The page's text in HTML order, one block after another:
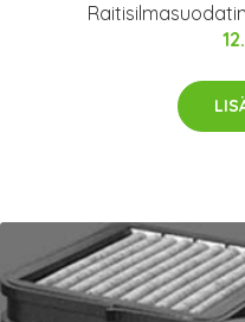
Raitisilmasuodatin